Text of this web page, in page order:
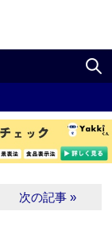
次の記事 »